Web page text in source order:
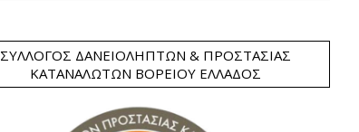
ΣΎΛΛΟΓΟΣ ΔΑΝΕΙΟΛΗΠΤΏΝ & ΠΡΟΣΤΑΣΊΑΣ
ΚΑΤΑΝΑΛΩΤΏΝ ΒΟΡΕΊΟΥ ΕΛΛΆΔΟΣ